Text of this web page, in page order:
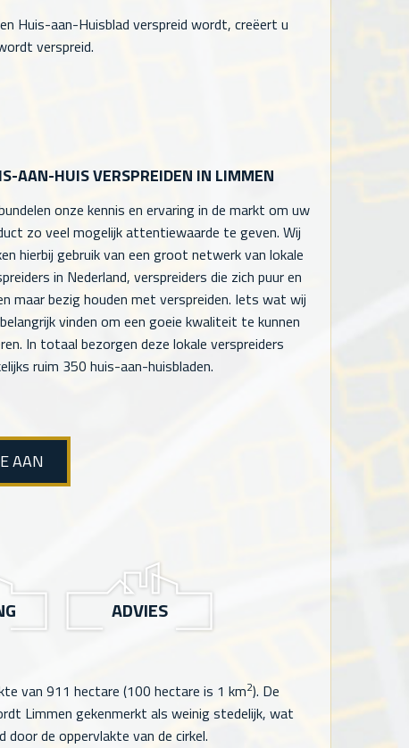
Huis-aan-Huisblad verspreid wordt, creëert u
verspreid.
AAN-HUIS VERSPREIDEN IN LIMMEN
onze kennis en ervaring in de markt om uw
zo veel mogelijk attentiewaarde te geven. Wij
hierbij gebruik van een groot netwerk van lokale
in Nederland, verspreiders die zich puur en
maar bezig houden met verspreiden. Iets wat wij
vinden om een goeie kwaliteit te kunnen
In totaal bezorgen deze lokale verspreiders
ruim 350 huis-aan-huisbladen.
AAN
ADVIES
van 911 hectare (100 hectare is 1 km2). De
Limmen gekenmerkt als weinig stedelijk, wat
de oppervlakte van de cirkel.